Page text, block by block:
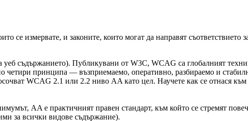
се измервате, и законите, които могат да направят съответствието
съдържанието). Публикувани от W3C, WCAG са глобалният
четири принципа — възприемаемо, оперативно, разбираемо и
WCAG 2.1 или 2.2 ниво AA като цел. Научете как се отнася
AA е практичният правен стандарт, към който се стремят
за всички видове съдържание).